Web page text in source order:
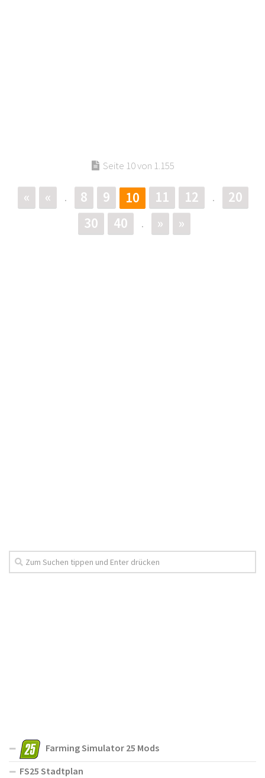
Seite 10 von 1.155
« « . 8 9 10 11 12 .
20
30
40 . » »
Farming Simulator 25 Mods
FS25 Stadtplan